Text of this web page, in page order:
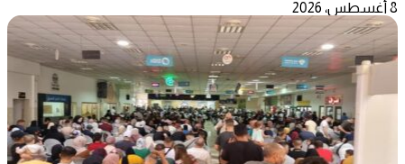
8 أغسطس، 2026